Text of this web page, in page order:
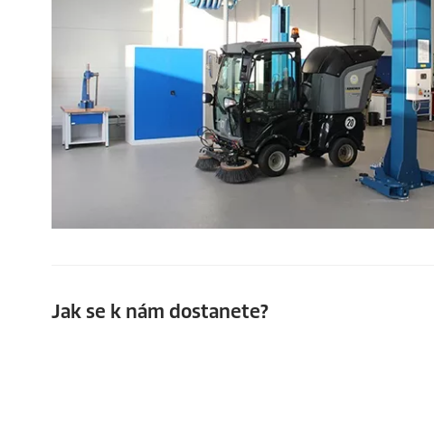
Jak se k nám dostanete?